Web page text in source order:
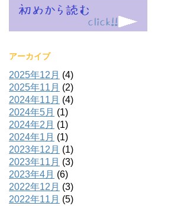
アーカイブ
2025年12月 (4)
2025年11月 (2)
2024年11月 (4)
2024年5月 (1)
2024年2月 (1)
2024年1月 (1)
2023年12月 (1)
2023年11月 (3)
2023年4月 (6)
2022年12月 (3)
2022年11月 (5)